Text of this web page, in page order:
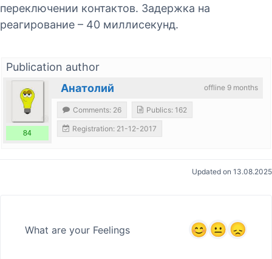
переключении контактов. Задержка на
реагирование – 40 миллисекунд.
Publication author
offline 9 months
Анатолий
84
Comments: 26 Publics: 162
Registration: 21-12-2017
Updated on 13.08.2025
What are your Feelings